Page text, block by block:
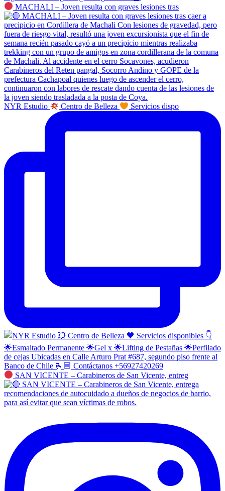
MACHALI – Joven resulta con graves lesiones tras
NYR Estudio Centro de Belleza Servicios dispo
SAN VICENTE – Carabineros de San Vicente, entreg